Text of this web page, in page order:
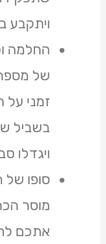
ויתקבע
החלמה
של
זמני על
בשביל
ויגדלו
סופו
מוסר
אתכם